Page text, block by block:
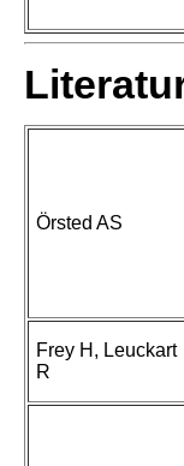
Örsted AS
Frey H, Leuckart
R